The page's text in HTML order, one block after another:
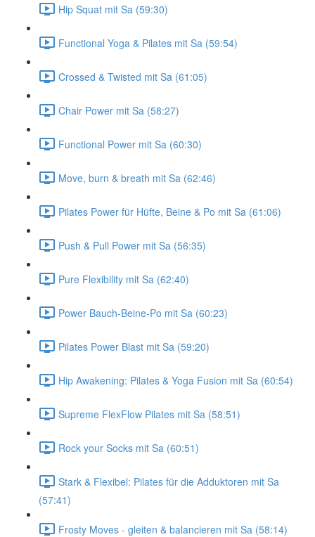
Hip Squat mit Sa (59:30)
Functional Yoga & Pilates mit Sa (59:54)
Crossed & Twisted mit Sa (61:05)
Chair Power mit Sa (58:27)
Functional Power mit Sa (60:30)
Move, burn & breath mit Sa (62:46)
Pilates Power für Hüfte, Beine & Po mit Sa (61:06)
Push & Pull Power mit Sa (56:35)
Pure Flexibility mit Sa (62:40)
Power Bauch-Beine-Po mit Sa (60:23)
Pilates Power Blast mit Sa (59:20)
Hip Awakening: Pilates & Yoga Fusion mit Sa (60:54)
Supreme FlexFlow Pilates mit Sa (58:51)
Rock your Socks mit Sa (60:51)
Stark & Flexibel: Pilates für die Adduktoren mit Sa
(57:41)
Frosty Moves - gleiten & balancieren mit Sa (58:14)